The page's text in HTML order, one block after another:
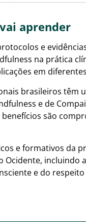
aprender
e
na prática
em
brasileiros têm
e de
benefícios são
e formativos da
Ocidente, incluindo
e do